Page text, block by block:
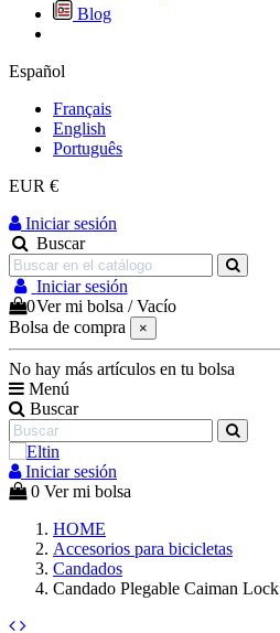
Blog
Español
Français
English
Português
EUR €
Iniciar sesión
Buscar
Iniciar sesión
0Ver mi bolsa /Vacío
Bolsa de compra
×
No hay más artículos en tu bolsa
Menú
Buscar
Iniciar sesión
0 Ver mi bolsa
HOME
Accesorios para bicicletas
Candados
Candado Plegable Caiman Lock